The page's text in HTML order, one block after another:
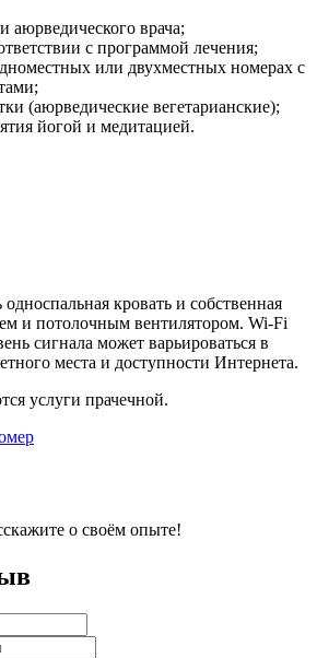
аюрведического врача;
с программой лечения;
или двухместных номерах с
(аюрведические вегетарианские);
йогой и медитацией.
кровать и собственная
и потолочным вентилятором. Wi-Fi
сигнала может варьироваться в
места и доступности Интернета.
услуги прачечной.
о своём опыте!